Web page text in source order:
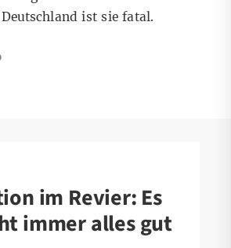
ist sie fatal.
im Revier: Es
immer alles gut